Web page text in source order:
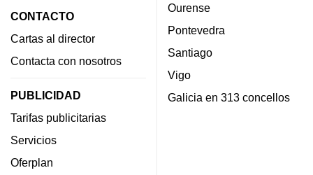
CONTACTO
Cartas al director
Contacta con nosotros
PUBLICIDAD
Tarifas publicitarias
Servicios
Oferplan
Ourense
Pontevedra
Santiago
Vigo
Galicia en 313 concellos